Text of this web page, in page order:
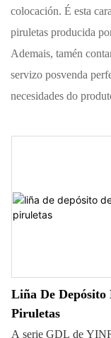
colocación. É esta
piruletas producida
Ademais, tamén
servizo posvenda
necesidades do
Liña De Depósito
Piruletas
A serie GDL de